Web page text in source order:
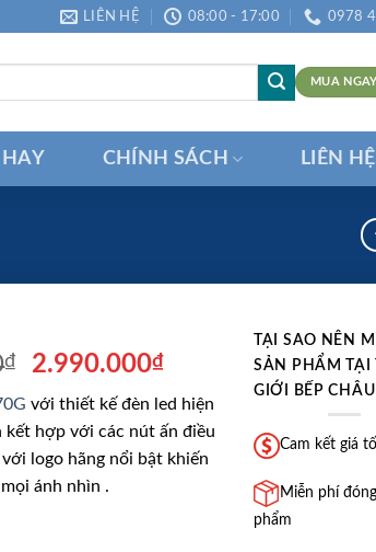
LIÊN HỆ 08:00 - 17:00 0978
MUA NGAY
CHÍNH SÁCH LIÊN HỆ
₫
Giá
là:
4.590.000₫.
2.990.000₫Giá
tại
là:
2.990.000₫.
với thiết kế đèn led hiện
hợp với các nút ấn điều
logo hãng nổi bật khiến
ánh nhìn .
TẠI SAO NÊN
SẢN PHẨM TẠI
GIỚI BẾP
Cam kết giá
Miễn phí
phẩm